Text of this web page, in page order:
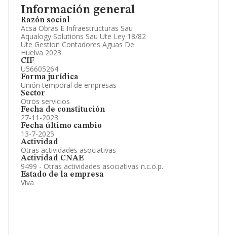
Información general
Razón social
Acsa Obras E Infraestructuras Sau
Aqualogy Solutions Sau Ute Ley 18/82
Ute Gestion Contadores Aguas De
Huelva 2023
CIF
U56605264
Forma jurídica
Unión temporal de empresas
Sector
Otros servicios
Fecha de constitución
27-11-2023
Fecha último cambio
13-7-2025
Actividad
Otras actividades asociativas
Actividad CNAE
9499 - Otras actividades asociativas n.c.o.p.
Estado de la empresa
Viva
Gráficos de Evolución Ventas y Empleados.
Consejo de Administración y Administradores.
Directivos y Ejecutivos.
Accionistas.
Participaciones y Vinculaciones en otras empresas.
Artículos de prensa publicados sobre la empresa.
Información oficial y registral complementaria.